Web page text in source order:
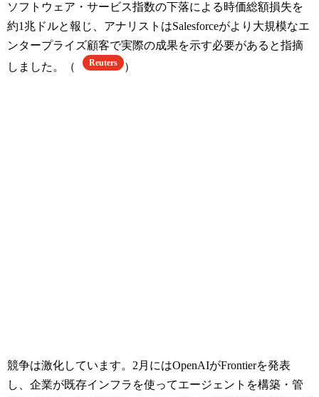
ソフトウェア・サービス指数の下落による時価総額損失を
約1兆ドルと報じ、アナリストはSalesforceがより大規模なエ
ンタープライズ顧客で実際の成果を示す必要があると指摘
しました。（
Reuters ）
競争は激化しています。2月にはOpenAIがFrontierを発表
し、企業が既存インフラを使ってエージェントを構築・管